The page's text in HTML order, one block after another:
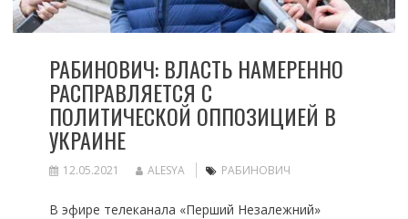
РАБИНОВИЧ: ВЛАСТЬ НАМЕРЕННО
РАСПРАВЛЯЕТСЯ С
ПОЛИТИЧЕСКОЙ ОППОЗИЦИЕЙ В
УКРАИНЕ
12.05.2021 ALESYA РАБИНОВИЧ
В эфире телеканала «Перший Незалежний»